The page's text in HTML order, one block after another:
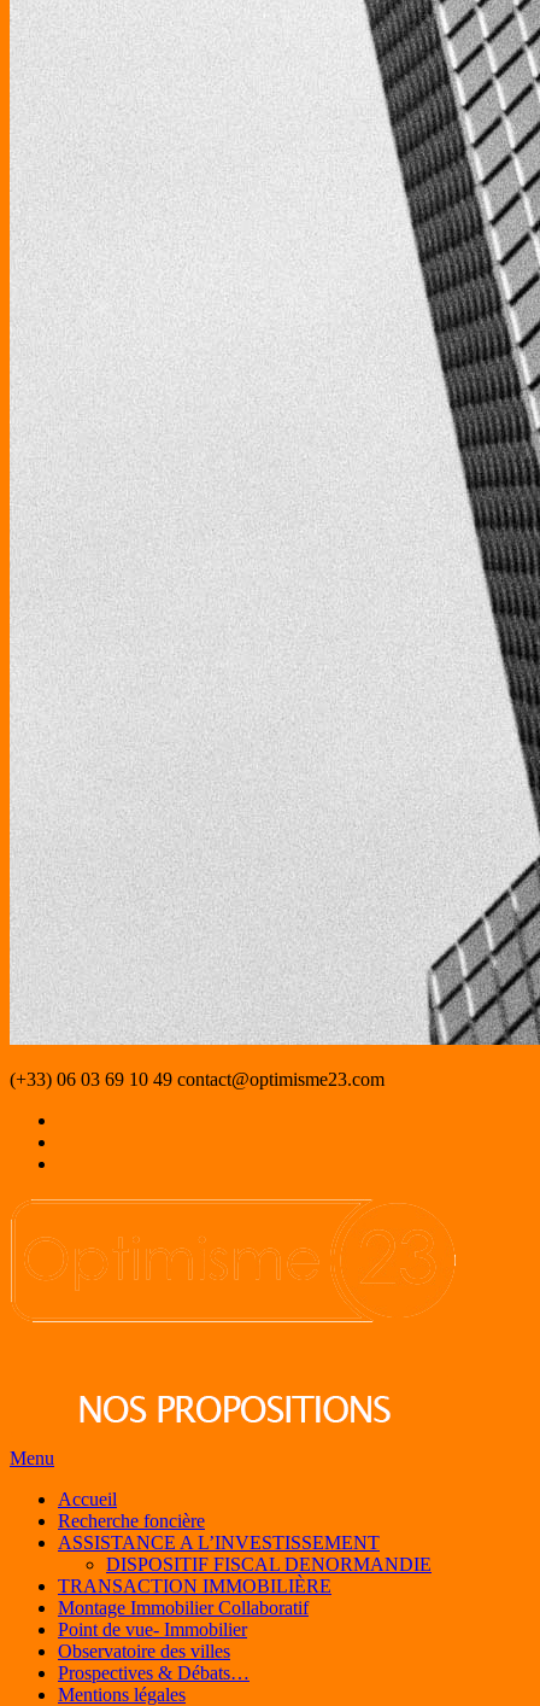
(+33) 06 03 69 10 49 contact@optimisme23.com
Menu
Accueil
Recherche foncière
ASSISTANCE A L’INVESTISSEMENT
DISPOSITIF FISCAL DENORMANDIE
TRANSACTION IMMOBILIÈRE
Montage Immobilier Collaboratif
Point de vue- Immobilier
Observatoire des villes
Prospectives & Débats…
Mentions légales